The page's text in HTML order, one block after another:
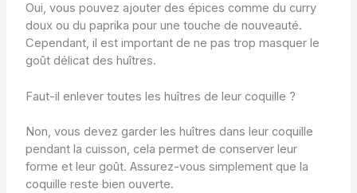
Oui, vous pouvez ajouter des épices comme du curry
doux ou du paprika pour une touche de nouveauté.
Cependant, il est important de ne pas trop masquer le
goût délicat des huîtres.
Faut-il enlever toutes les huîtres de leur coquille ?
Non, vous devez garder les huîtres dans leur coquille
pendant la cuisson, cela permet de conserver leur
forme et leur goût. Assurez-vous simplement que la
coquille reste bien ouverte.